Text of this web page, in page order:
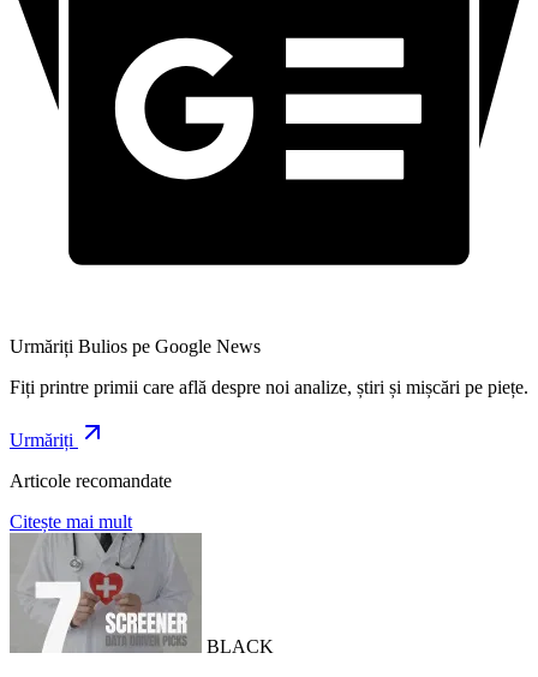
Urmăriți Bulios pe Google News
Fiți printre primii care află despre noi analize, știri și mișcări pe piețe.
Urmăriți
Articole recomandate
Citește mai mult
BLACK